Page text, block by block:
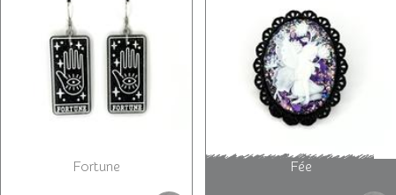
Fortune Fée